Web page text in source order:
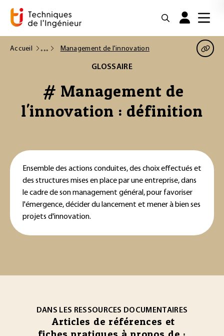
Accueil Management de l'innovation
GLOSSAIRE
# Management de
l'innovation : définition
Ensemble des actions conduites, des choix effectués et
des structures mises en place par une entreprise, dans
le cadre de son management général, pour favoriser
l'émergence, décider du lancement et mener à bien ses
projets d'innovation.
DANS LES RESSOURCES DOCUMENTAIRES
Articles de références et